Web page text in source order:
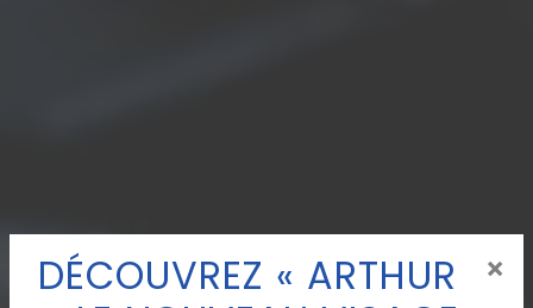
DÉCOUVREZ « ARTHUR
×